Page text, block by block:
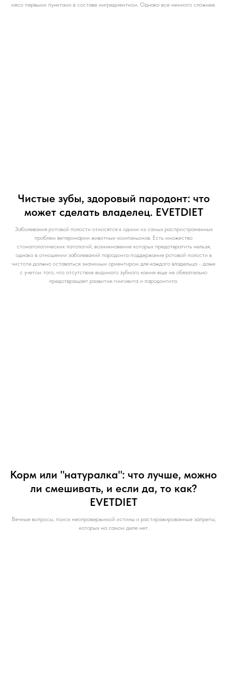
мясо первыми пунктами в составе ингредиентном. Однако все немного сложнее.
Чистые зубы, здоровый пародонт: что
может сделать владелец. EVETDIET
Заболевания ротовой полости относятся к одним из самых распространенных
проблем ветеринарии животных-компаньонов. Есть множество
стоматологических патологий, возникновение которых предотвратить нельзя,
однако в отношении заболеваний пародонта поддержание ротовой полости в
чистоте должно оставаться значимым ориентиром для каждого владельца - даже
с учетом того, что отсутствие видимого зубного камня еще не обязательно
предотвращает развитие гингивита и пародонтита.
Корм или "натуралка": что лучше, можно
ли смешивать, и если да, то как?
EVETDIET
Вечные вопросы, поиск неопровержимой истины и растиражированные запреты,
которых на самом деле нет.